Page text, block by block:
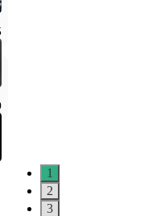
1
2
3